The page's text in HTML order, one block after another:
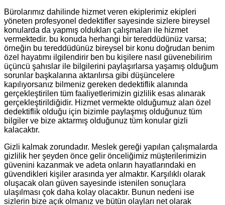
Bürolarımız dahilinde hizmet veren ekiplerimiz ekipleri
yöneten profesyonel dedektifler sayesinde sizlere bireysel
konularda da yapmış oldukları çalışmaları ile hizmet
vermektedir. bu konuda herhangi bir tereddüdünüz varsa;
örneğin bu tereddüdünüz bireysel bir konu doğrudan benim
özel hayatımı ilgilendirir ben bu kişilere nasıl güvenebilirim
üçüncü şahıslar ile bilgilerini paylaşırlarsa yaşamış olduğum
sorunlar başkalarına aktarılırsa gibi düşüncelere
kapılıyorsanız bilmeniz gereken dedektiflik alanında
gerçekleştirilen tüm faaliyetlerimizin gizlilik esas alınarak
gerçekleştirildiğidir. Hizmet vermekte olduğumuz alan özel
dedektiflik olduğu için bizimle paylaşmış olduğunuz tüm
bilgiler ve bize aktarmış olduğunuz tüm konular gizli
kalacaktır.
Gizli kalmak zorundadır. Meslek gereği yapılan çalışmalarda
gizlilik her şeyden önce gelir önceliğimiz müşterilerimizin
güvenini kazanmak ve adeta onların hayatlarındaki en
güvendikleri kişiler arasında yer almaktır. Karşılıklı olarak
oluşacak olan güven sayesinde istenilen sonuçlara
ulaşılması çok daha kolay olacaktır. Bunun nedeni ise
sizlerin bize açık olmanız ve bütün olayları net olarak